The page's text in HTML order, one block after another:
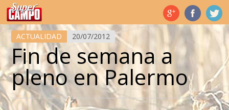
Temas de hoy
ACTUALIDAD 20/07/2012
Fin de semana a
pleno en Palermo